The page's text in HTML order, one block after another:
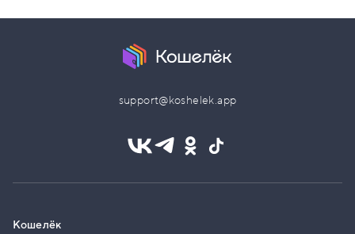
support@koshelek.app
Кошелёк